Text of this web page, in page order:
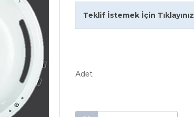
Teklif İstemek İçin Tıklayınız
Adet